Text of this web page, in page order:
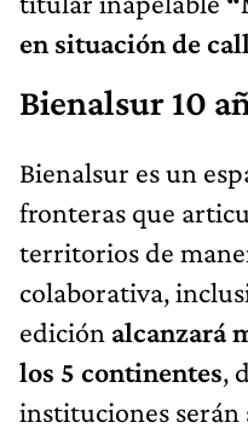
en situación de
Bienalsur 10
Bienalsur es un
fronteras que
territorios de
colaborativa,
edición alcanzará
los 5 continentes,
instituciones serán